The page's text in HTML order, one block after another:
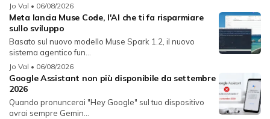
Jo Val • 06/08/2026
Meta lancia Muse Code, l'AI che ti fa risparmiare
sullo sviluppo
Basato sul nuovo modello Muse Spark 1.2, il nuovo
sistema agentico fun...
Jo Val • 06/08/2026
Google Assistant non più disponibile da settembre
2026
Quando pronuncerai "Hey Google" sul tuo dispositivo
avrai sempre Gemin...